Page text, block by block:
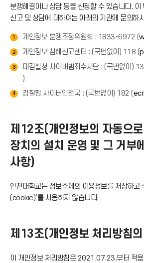
분쟁해결이나 상담 등을 신청할 수 있습니다. 이
신고 및 상담에 대하여는 아래의 기관에 문의하
1 개인정보 분쟁조정위원회 : 1833-6972 (
2 개인정보 침해신고센터 : (국번없이) 118 (
3 대검찰청 사이버범죄수사단 : (국번없이)
)
4 경찰청 사이버안전국 : (국번없이) 182 (
제12조(개인정보의 자동으
장치의 설치 운영 및 그 거부
사항)
인천대학교는 정보주체의 이용정보를 저장하고
(cookie)’를 사용하지 않습니다.
제13조(개인정보 처리방침
이 개인정보 처리방침은 2021.07.23.부터 적